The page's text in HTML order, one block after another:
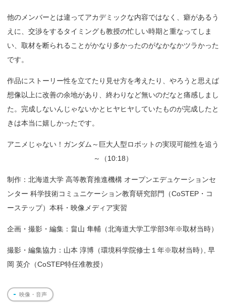
他のメンバーとは違ってアカデミックな内容ではなく、癖があるう
えに、交渉をするタイミングも教授の忙しい時期と重なってしま
い、取材を断られることがかなり多かったのがなかなかツラかった
です。
作品にストーリー性を立てたり見せ方を考えたり、やろうと思えば
想像以上に改善の余地があり、終わりなど無いのだなと痛感しまし
た。完成しないんじゃないかとヒヤヒヤしていたものが完成したと
きは本当に嬉しかったです。
アニメじゃない！ガンダム～巨大人型ロボットの実現可能性を追う
～（10:18）
制作：北海道大学 高等教育推進機構 オープンエデュケーションセ
ンター 科学技術コミュニケーション教育研究部門（CoSTEP・コ
ーステップ）本科・映像メディア実習
企画・撮影・編集：畠山 隼輔（北海道大学工学部3年※取材当時）
撮影・編集協力：山本 淳博（環境科学院修士１年※取材当時）
, 早
岡 英介（CoSTEP特任准教授）
映像・音声